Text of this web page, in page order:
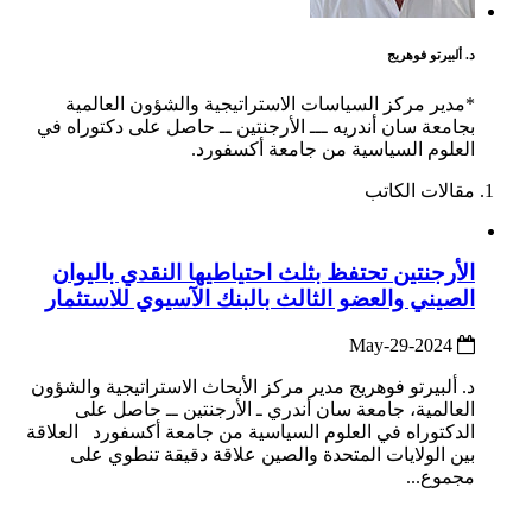
د. ألبيرتو فوهريج
*مدير مركز السياسات الاستراتيجية والشؤون العالمية
بجامعة سان أندريه ـــ الأرجنتين ــ حاصل على دكتوراه في
العلوم السياسية من جامعة أكسفورد.
مقالات الكاتب
الأرجنتين تحتفظ بثلث احتياطيها النقدي باليوان
الصيني والعضو الثالث بالبنك الآسيوي للاستثمار
د. ألبيرتو فوهريج مدير مركز الأبحاث الاستراتيجية والشؤون
العالمية، جامعة سان أندري ـ الأرجنتين ــ حاصل على
الدكتوراه في العلوم السياسية من جامعة أكسفورد العلاقة
بين الولايات المتحدة والصين علاقة دقيقة تنطوي على
مجموع...